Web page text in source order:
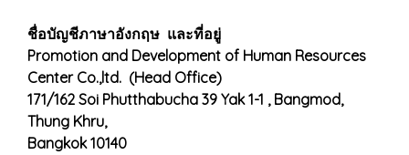
ชื่อบัญชีภาษาอังกฤษ และที่อยู่
Promotion and Development of Human Resources
Center Co.,ltd. (Head Office)
171/162 Soi Phutthabucha 39 Yak 1-1 , Bangmod,
Thung Khru,
Bangkok 10140